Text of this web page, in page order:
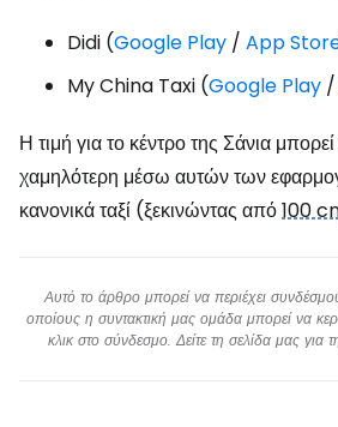
Didi (Google Play / App
My China Taxi (Google Play /
Η τιμή για το κέντρο της Σάνια
χαμηλότερη μέσω αυτών των
κανονικά ταξί (ξεκινώντας από100
Αυτό το άρθρο μπορεί να περιέχει
οποίους η συντακτική μας ομάδα μπορεί να
κλικ στο σύνδεσμο. Δείτε τη σελίδα μας για